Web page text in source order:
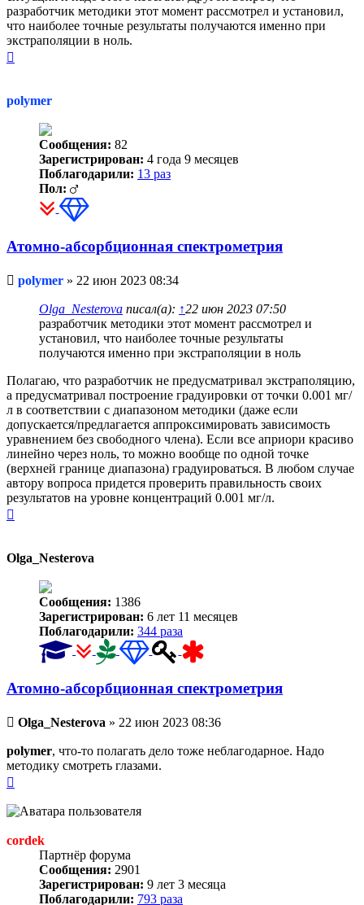
разработчик методики этот момент рассмотрел и установил,
что наиболее точные результаты получаются именно при
экстраполяции в ноль.
polymer
Сообщения: 82
Зарегистрирован: 4 года 9 месяцев
Поблагодарили: 13 раз
Пол:
Атомно-абсорбционная спектрометрия
Непрочитанное
сообщение
polymer » 22 июн 2023 08:34
Olga_Nesterova писал(а): ↑22 июн 2023 07:50
разработчик методики этот момент рассмотрел и
установил, что наиболее точные результаты
получаются именно при экстраполяции в ноль
Полагаю, что разработчик не предусматривал экстраполяцию,
а предусматривал построение градуировки от точки 0.001 мг/
л в соответствии с диапазоном методики (даже если
допускается/предлагается аппроксимировать зависимость
уравнением без свободного члена). Если все априори красиво
линейно через ноль, то можно вообще по одной точке
(верхней границе диапазона) градуироваться. В любом случае
автору вопроса придется проверить правильность своих
результатов на уровне концентраций 0.001 мг/л.
Olga_Nesterova
Сообщения: 1386
Зарегистрирован: 6 лет 11 месяцев
Поблагодарили: 344 раза
Атомно-абсорбционная спектрометрия
Непрочитанное
сообщение
Olga_Nesterova » 22 июн 2023 08:36
polymer, что-то полагать дело тоже неблагодарное. Надо
методику смотреть глазами.
началу
cordek
Партнёр форума
Сообщения: 2901
Зарегистрирован: 9 лет 3 месяца
Поблагодарили: 793 раза